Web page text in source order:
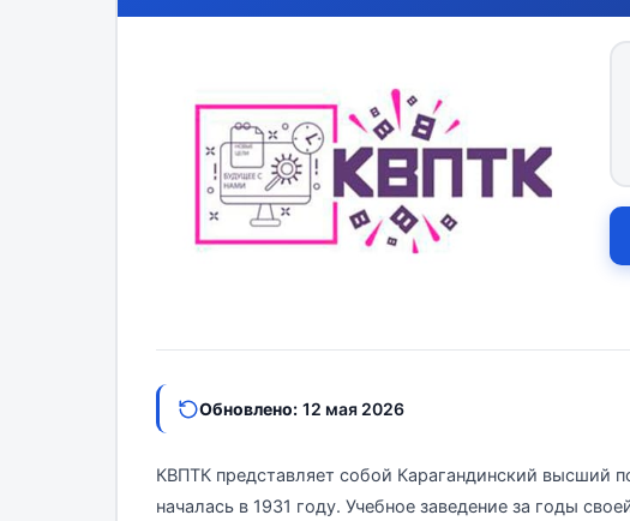
Обновлено: 12 мая 2026
КВПТК представляет собой Карагандинский высший
началась в 1931 году. Учебное заведение за годы